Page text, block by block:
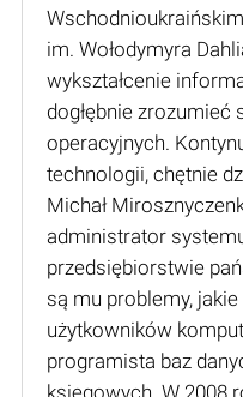
im. Wołodymyra
wykształcenie
dogłębnie
operacyjnych.
technologii, chętnie
Michał
administrator
przedsiębiorstwie
są mu problemy,
użytkowników
programista baz
księgowych. W 2008